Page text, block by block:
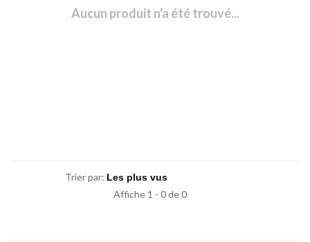
Aucun produit n'a été trouvé...
Trier par:
Affiche 1 - 0 de 0